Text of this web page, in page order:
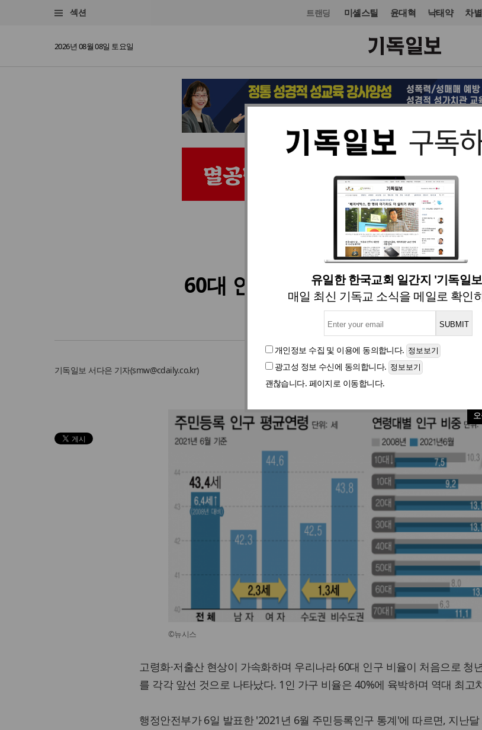
섹션 트랜딩 미셸스틸 윤대혁 낙태약 차
2026년 08월 08일 토요일
유일한 한국교회 일간지 '기독일
매일 최신 기독교 소식을 메일로 확인
개인정보 수집 및 이용에 동의합니다.
광고성 정보 수신에 동의합니다.
괜찮습니다. 페이지로 이동합니다.
복지·인권 입력 2021. 07. 08 17:42
60대 인구 비중 급상승… 처음으
행안부, 2021년 6월 말 주민등록 인구 통
기독일보 서다은 기자(smw@cdaily.co.kr)
©뉴시스
고령화·저출산 현상이 가속화하며 우리나라 60대 인구 비율이 처음으로 청
를 각각 앞선 것으로 나타났다. 1인 가구 비율은 40%에 육박하며 역대 최고
행정안전부가 6일 발표한 '2021년 6월 주민등록인구 통계'에 따르면, 지난